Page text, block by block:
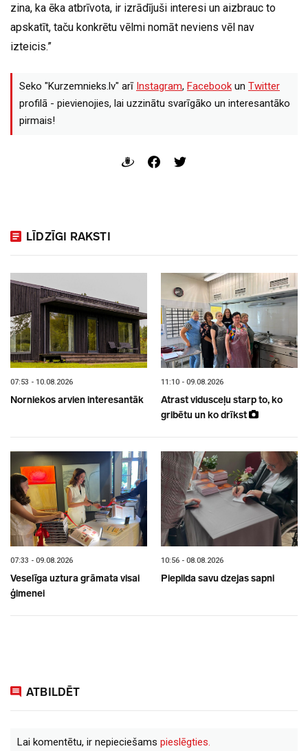
zina, ka ēka atbrīvota, ir izrādījuši interesi un aizbrauc to
apskatīt, taču konkrētu vēlmi nomāt neviens vēl nav
izteicis.”
Seko "Kurzemnieks.lv" arī Instagram, Facebook un Twitter
profilā - pievienojies, lai uzzinātu svarīgāko un interesantāko
pirmais!
LĪDZĪGI RAKSTI
07:53 - 10.08.2026
Norniekos arvien interesantāk
11:10 - 09.08.2026
Atrast vidusceļu starp to, ko
gribētu un ko drīkst
07:33 - 09.08.2026
Veselīga uztura grāmata visai
ģimenei
10:56 - 08.08.2026
Piepilda savu dzejas sapni
ATBILDĒT
Lai komentētu, ir nepieciešams pieslēgties.